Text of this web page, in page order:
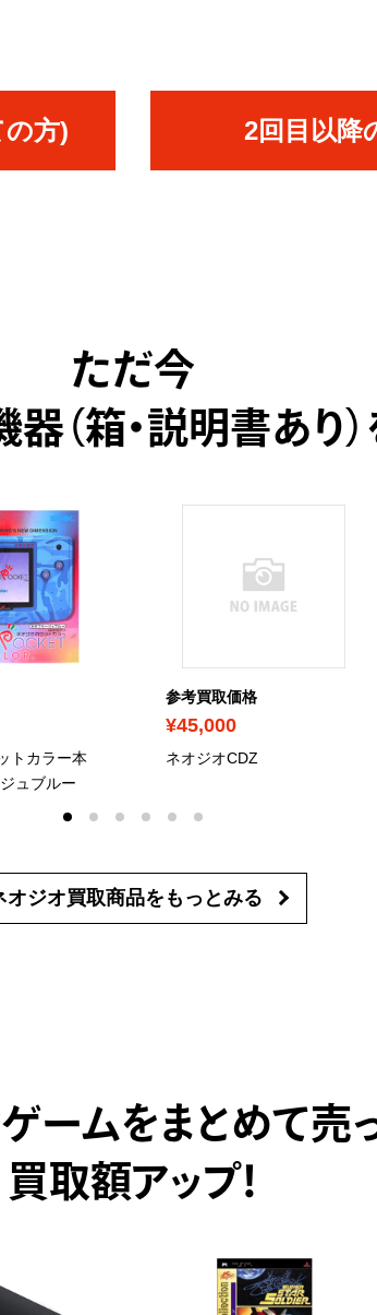
方) 2回目以降
ただ今
（箱・説明書あり
トカラー本
ュブルー
参考買取価格
¥45,000
ネオジオCDZ
オジオ買取商品をもっとみる
ームをまとめて売
買取額アップ！